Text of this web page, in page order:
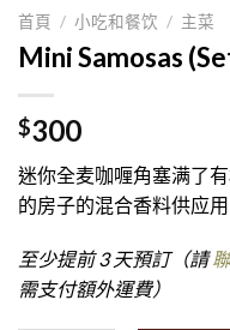
首頁 / 小吃和餐饮 / 主菜
Mini Samosas
$300
迷你全麦咖喱角塞满了
的房子的混合香料供应
至少提前 3 天預訂（請
需支付額外運費）